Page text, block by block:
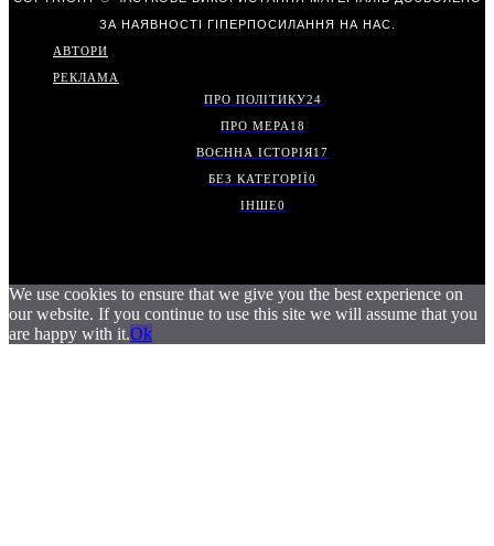
ЗА НАЯВНОСТІ ГІПЕРПОСИЛАННЯ НА НАС.
АВТОРИ
РЕКЛАМА
ПРО ПОЛІТИКУ24
ПРО МЕРА 18
ВОЄННА ІСТОРІЯ17
БЕЗ КАТЕГОРІЇ0
ІНШЕ0
We use cookies to ensure that we give you the best experience on
our website. If you continue to use this site we will assume that you
are happy with it.Ok